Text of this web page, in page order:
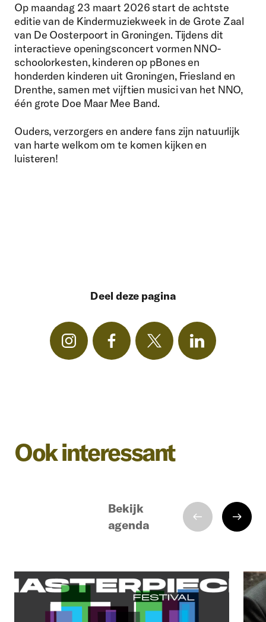
Op maandag 23 maart 2026 start de achtste
editie van de Kindermuziekweek in de Grote Zaal
van De Oosterpoort in Groningen. Tijdens dit
interactieve openingsconcert vormen NNO-
schoolorkesten, kinderen op pBones en
honderden kinderen uit Groningen, Friesland en
Drenthe, samen met vijftien musici van het NNO,
één grote Doe Maar Mee Band.
Ouders, verzorgers en andere fans zijn natuurlijk
van harte welkom om te komen kijken en
luisteren!
Deel deze pagina
Ook interessant
Bekijk
agenda